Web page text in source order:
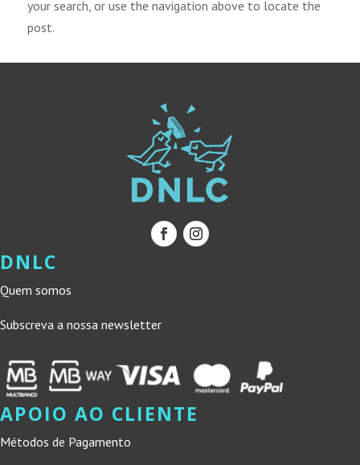
your search, or use the navigation above to locate the
post.
DNLC
Quem somos
Subscreva a nossa newsletter
APOIO AO CLIENTE
Métodos de Pagamento